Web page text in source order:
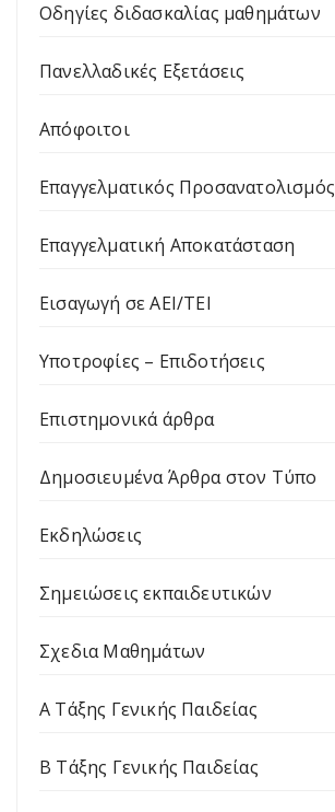
Οδηγίες διδασκαλίας μαθημάτων
Πανελλαδικές Εξετάσεις
Απόφοιτοι
Επαγγελματικός Προσανατολισμός
Επαγγελματική Αποκατάσταση
Εισαγωγή σε ΑΕΙ/ΤΕΙ
Υποτροφίες – Επιδοτήσεις
Επιστημονικά άρθρα
Δημοσιευμένα Άρθρα στον Τύπο
Εκδηλώσεις
Σημειώσεις εκπαιδευτικών
Σχεδια Μαθημάτων
Α Τάξης Γενικής Παιδείας
Β Τάξης Γενικής Παιδείας